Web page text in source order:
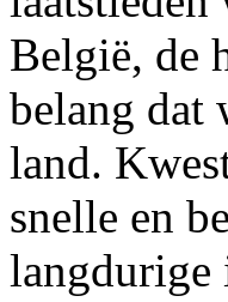
België, de
belang dat
land.
snelle en
langdurige